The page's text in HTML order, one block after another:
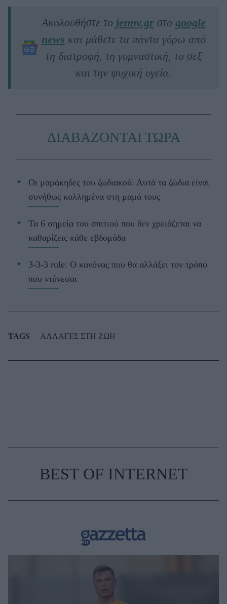
Ακολουθήστε το jenny.grστο google
news και μάθετε τα πάντα γύρω από
τη διατροφή, τη γυμναστική, το σεξ
και την ψυχική υγεία.
ΔΙΑΒΑΖΟΝΤΑΙ ΤΩΡΑ
Οι μαμάκηδες του ζωδιακού: Αυτά τα ζώδια είναι
συνήθως κολλημένα στη μαμά τους
Τα 6 σημεία του σπιτιού που δεν χρειάζεται να
καθαρίζεις κάθε εβδομάδα
3-3-3 rule: Ο κανόνας που θα αλλάξει τον τρόπο
που ντύνεσαι
TAGS ΑΛΛΑΓΕΣ ΣΤΗ ΖΩΗ
BEST OF INTERNET